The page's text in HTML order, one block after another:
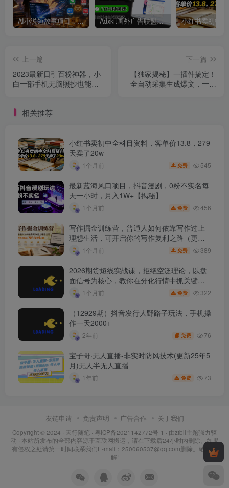
AI小说短故事项目，大佬亲测月入1-3W，零基础教你用AI批量产出优质短故事，实现一稿多吃多渠道变现 Adxkit国外广告联盟系统，一天上500+广告，让你的投放更加高效简单！
上一篇
2023最新日引百粉神器，小
白一部手机无脑照抄也能日
下一篇
【独家揭秘】一插件搞定！
全自动采集生成爆文，一人
相关推荐
小红书卖初中全科目资料，客单价13.8，279
天卖了20w
1个月前 免费 545
最新蓝海风口项目，抖音漫剧，0粉不实名每
天一小时，月入1W+【揭秘】
1个月前 免费 456
写作掘金训练营，普通人如何依靠写作过上
理想生活，可开启你的写作复利之路（更新6
月） 1个月前 免费 389
2026期货短线实战课，拒绝空泛理论，以盘
面信号为核心，教你在分化行情中抓关键品
种、避诱多陷阱
1个月前 免费 322
（12929期）抖音发行人野路子玩法，手机操
作一天2000+
2年前 免费 76
宝子哥·无人直播-非实时防风技术(更新25年5
月)无人半无人直播
1年前 免费 73
友链申请 免责声明 广告合作 关于我们
Copyright © 2024 · 天行随笔 · 粤ICP备2021142772号-1 · 由zibll主题强力驱
动 · 本站所发布的全部内容源于互联网搬运，请在下载后24小时内删除。如果
有侵权之处请第一时间联系我们E-mail：250060537@qq.com删除。敬请谅
解!